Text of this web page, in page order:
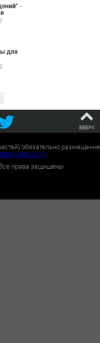
-
для
ВВЕРХ
обязательно размещение
.
права защищены.